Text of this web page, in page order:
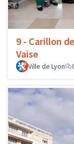
9 - Carillon
Vaise
Ville de Lyon